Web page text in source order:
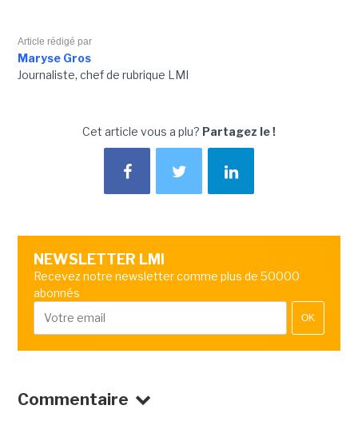
Article rédigé par
Maryse Gros
Journaliste, chef de rubrique LMI
Cet article vous a plu? Partagez le !
NEWSLETTER LMI
Recevez notre newsletter comme plus de 50000
abonnés
OK
Commentaire